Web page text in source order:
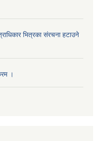
भित्रका संरचना हटाउने
।